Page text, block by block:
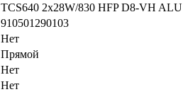
TCS640 2x28W/830 HFP D8-VH ALU
910501290103
Нет
Прямой
Нет
Нет